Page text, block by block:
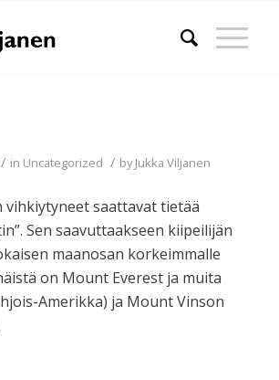
/ in Uncategorized / byJukka Viljanen
vihkiytyneet saattavat tietää
Sen saavuttaakseen kiipeilijän
maanosan korkeimmalle
on Mount Everest ja muita
Amerikka) ja Mount Vinson